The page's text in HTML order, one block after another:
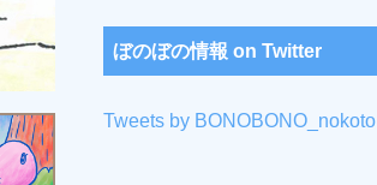
ぼのぼの情報 on Twitter
Tweets by BONOBONO_nokoto